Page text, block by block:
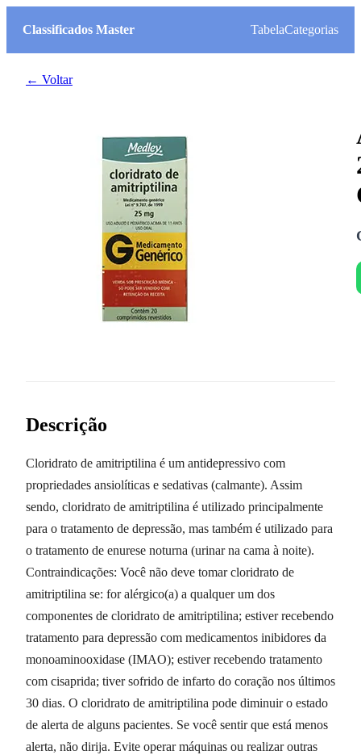
Classificados Master TabelaCategorias
← Voltar
Descrição
Cloridrato de amitriptilina é um antidepressivo com
propriedades ansiolíticas e sedativas (calmante). Assim
sendo, cloridrato de amitriptilina é utilizado principalmente
para o tratamento de depressão, mas também é utilizado para
o tratamento de enurese noturna (urinar na cama à noite).
Contraindicações: Você não deve tomar cloridrato de
amitriptilina se: for alérgico(a) a qualquer um dos
componentes de cloridrato de amitriptilina; estiver recebendo
tratamento para depressão com medicamentos inibidores da
monoaminooxidase (IMAO); estiver recebendo tratamento
com cisaprida; tiver sofrido de infarto do coração nos últimos
30 dias. O cloridrato de amitriptilina pode diminuir o estado
de alerta de alguns pacientes. Se você sentir que está menos
alerta, não dirija. Evite operar máquinas ou realizar outras